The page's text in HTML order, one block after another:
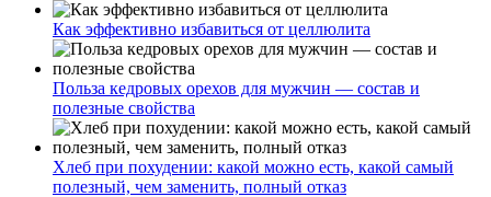
Как эффективно избавиться от целлюлита
Польза кедровых орехов для мужчин — состав и
полезные свойства
Хлеб при похудении: какой можно есть, какой самый
полезный, чем заменить, полный отказ